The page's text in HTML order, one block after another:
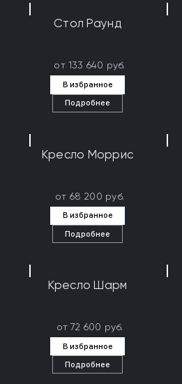
Стол Раунд
от 133 640 руб.
В избранное
Подробнее
Кресло Моррис
от 68 200 руб.
В избранное
Подробнее
Кресло Шарм
от 72 600 руб.
В избранное
Подробнее